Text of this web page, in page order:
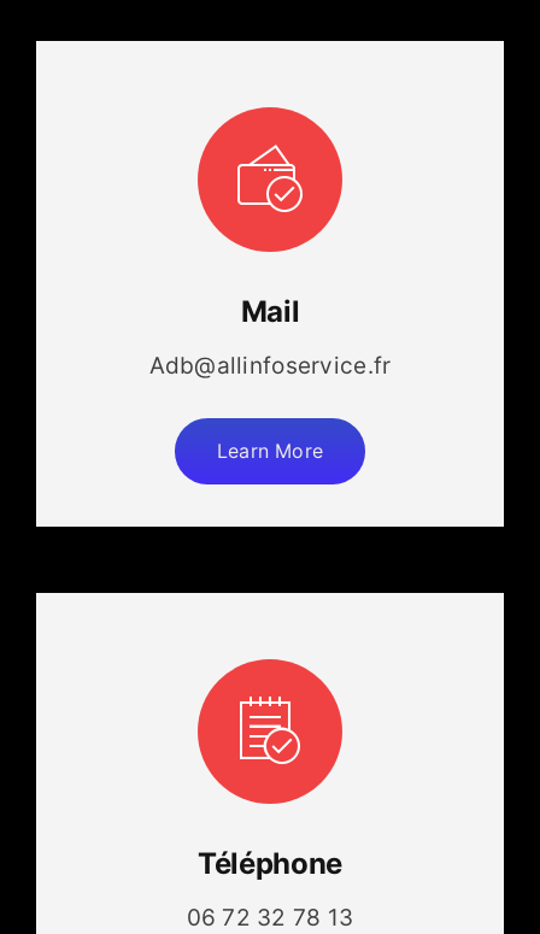
Mail
Adb@allinfoservice.fr
Learn More
Téléphone
06 72 32 78 13